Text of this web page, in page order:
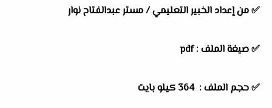
✅من إعداد الخبير التعليمي / مستر عبدالفتاح نوار
✅ صيغة الملف : pdf
✅ حجم الملف : 364 كيلو بايت